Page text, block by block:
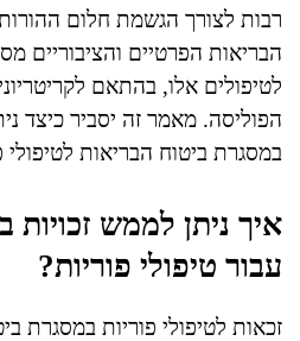
רבות לצורך הגשמת חלום
הבריאות הפרטיים והציבוריים
לטיפולים אלו, בהתאם
הפוליסה. מאמר זה יסביר כיצד
במסגרת ביטוח הבריאות לטיפולי
איך ניתן לממש זכויות
עבור טיפולי פוריות?
זכאות לטיפולי פוריות במסגרת